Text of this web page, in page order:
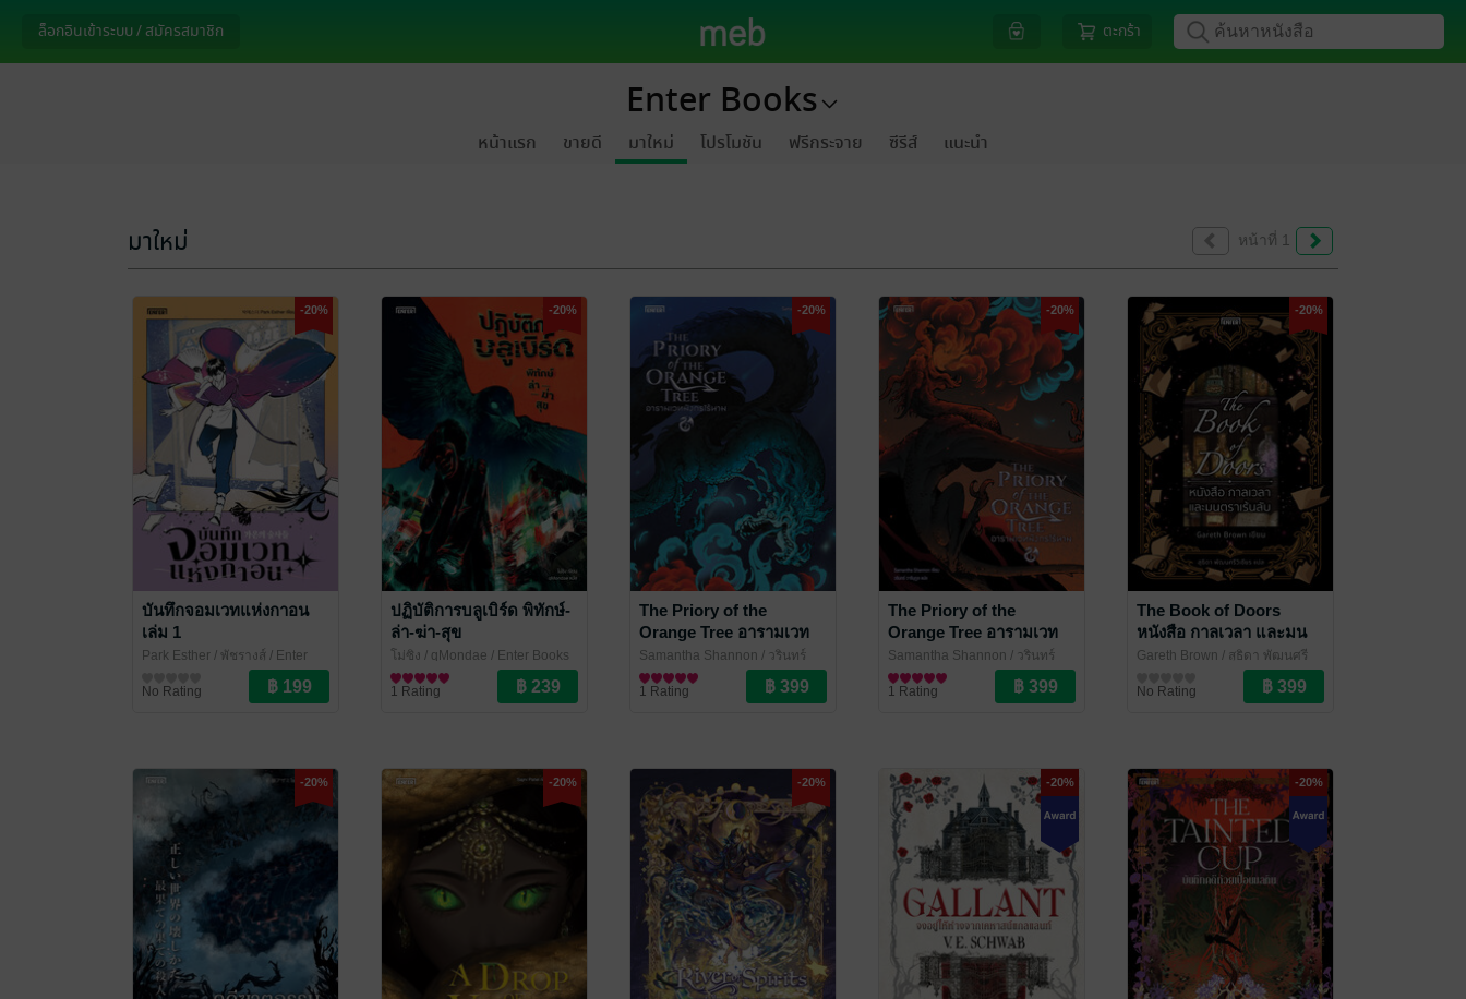
ล็อกอินเข้าระบบ / สมัครสมาชิก ตะกร้า
Enter Books
หน้าแรก ขายดี มาใหม่ โปรโมชัน ฟรีกระจาย ซีรีส์ แนะนำ
มาใหม่ หน้าที่ 1
-20%
บันทึกจอมเวทแห่งกาอน
เล่ม 1
Park Esther / พัชรางสุ์ / Enter
No Rating
-20%
ปฏิบัติการบลูเบิร์ด พิทักษ์-
ล่า-ฆ่า-สุข
โม่ซิง / qMondae / Enter Books
นิยายแฟนตาซี
1 Rating
-20%
The Priory of the
Orange Tree อารามเวท
มังกรไร้นาม เล่ม 2
Samantha Shannon / วรินทร์
วารีนุกูล/ Enter Books
นิยายแฟนตาซี
1 Rating
-20%
The Priory of the
Orange Tree อารามเวท
มังกรไร้นาม เล่ม 1
Samantha Shannon / วรินทร์
วารีนุกูล/ Enter Books
นิยายแฟนตาซี
1 Rating
-20%
The Book of Doors
หนังสือ กาลเวลา และมน
ตราเร้นลับ
Gareth Brown / สุธิดา พัฒนศรี
/ Enter Books
No Rating
-20% -20% -20% -20% -20%